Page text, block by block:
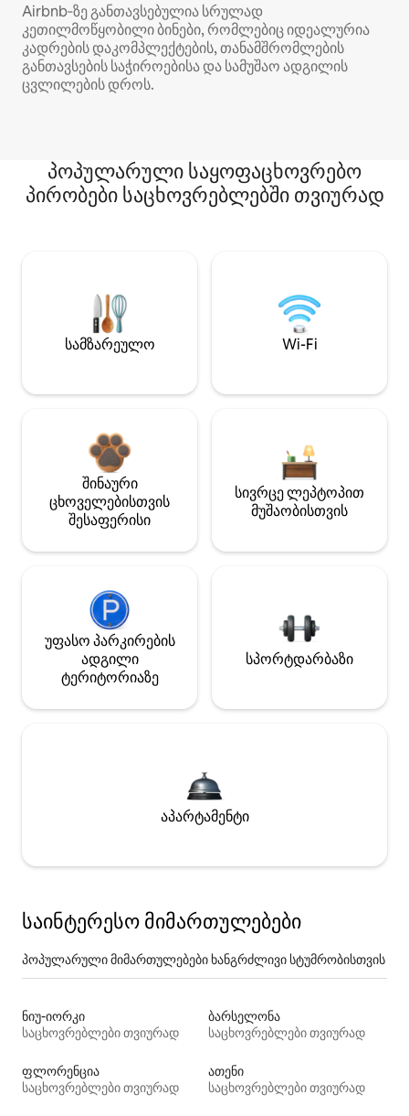
Airbnb‑ზე განთავსებულია სრულად
კეთილმოწყობილი ბინები, რომლებიც იდეალურია
კადრების დაკომპლექტების, თანამშრომლების
განთავსების საჭიროებისა და სამუშაო ადგილის
ცვლილების დროს.
პოპულარული საყოფაცხოვრებო
პირობები საცხოვრებლებში თვიურად
სამზარეულო Wi-Fi
შინაური
ცხოველებისთვის
შესაფერისი
სივრცე ლეპტოპით
მუშაობისთვის
უფასო პარკირების
ადგილი
ტერიტორიაზე
სპორტდარბაზი
აპარტამენტი
საინტერესო მიმართულებები
პოპულარული მიმართულებები ხანგრძლივი სტუმრობისთვის
ნიუ-იორკი
საცხოვრებლები თვიურად
ბარსელონა
საცხოვრებლები თვიურად
ფლორენცია
საცხოვრებლები თვიურად
ათენი
საცხოვრებლები თვიურად